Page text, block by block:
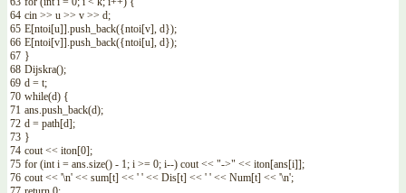
64
65
66
67
68
69
70
71
72
73
74
75
76
cin >> u >> v >> d;
E[ntoi[u]].push_back({ntoi[v], d});
E[ntoi[v]].push_back({ntoi[u], d});
}
Dijskra();
d = t;
while(d) {
ans.push_back(d);
d = path[d];
}
cout << iton[0];
for (int i = ans.size() - 1; i >= 0; i--) cout << "->" << iton[ans[i]];
cout << '\n' << sum[t] << ' ' << Dis[t] << ' ' << Num[t] << '\n';